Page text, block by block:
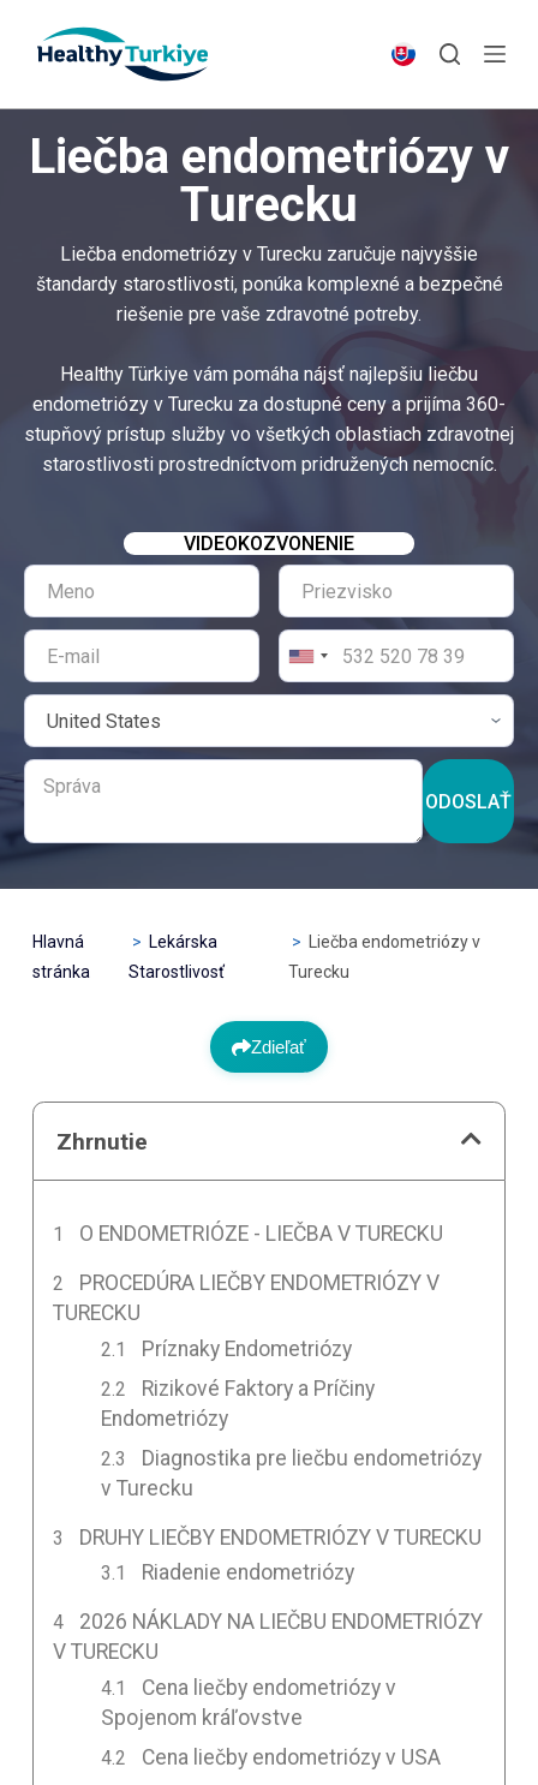
p
oLiečba endometriózy v
Turecku
Liečba endometriózy v Turecku zaručuje najvyššie
štandardy starostlivosti, ponúka komplexné a bezpečné
riešenie pre vaše zdravotné potreby.
Healthy Türkiye vám pomáha nájsť najlepšiu liečbu
endometriózy v Turecku za dostupné ceny a prijíma 360-
stupňový prístup služby vo všetkých oblastiach zdravotnej
starostlivosti prostredníctvom pridružených nemocníc.
VIDEOKOZVONENIE
ODOSLAŤ
Hlavná
stránka
Lekárska
Starostlivosť
Liečba endometriózy v
Turecku
Zdieľať
Zhrnutie
O ENDOMETRIÓZE - LIEČBA V TURECKU
PROCEDÚRA LIEČBY ENDOMETRIÓZY V
TURECKU
Príznaky Endometriózy
Rizikové Faktory a Príčiny
Endometriózy
Diagnostika pre liečbu endometriózy
v Turecku
DRUHY LIEČBY ENDOMETRIÓZY V TURECKU
Riadenie endometriózy
2026 NÁKLADY NA LIEČBU ENDOMETRIÓZY
V TURECKU
Cena liečby endometriózy v
Spojenom kráľovstve
Cena liečby endometriózy v USA